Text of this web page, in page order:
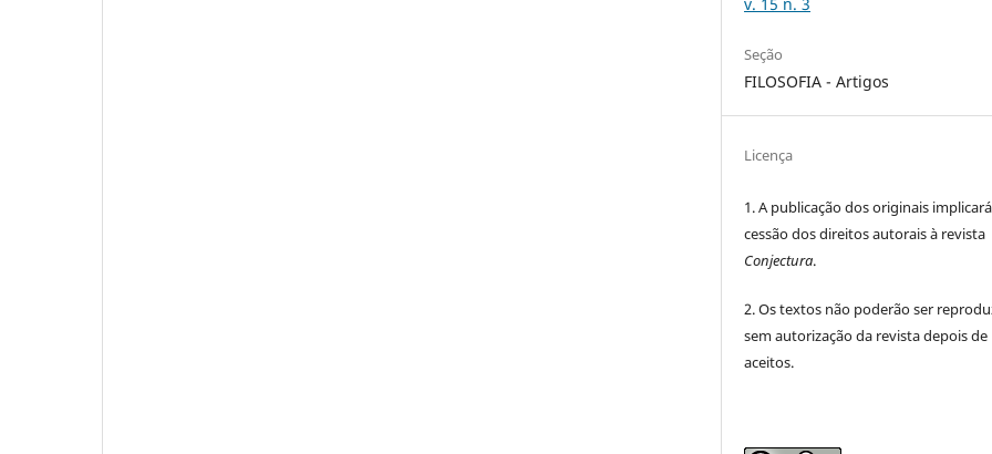
v. 15 n. 3
Seção
FILOSOFIA - Artigos
Licença
1. A publicação dos originais
cessão dos direitos autorais à revista
Conjectura.
2. Os textos não poderão ser
sem autorização da revista depois de
aceitos.